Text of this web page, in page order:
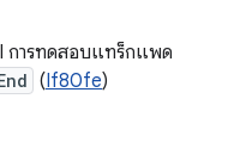
การทดสอบแทร็กแพด
(If80fe)